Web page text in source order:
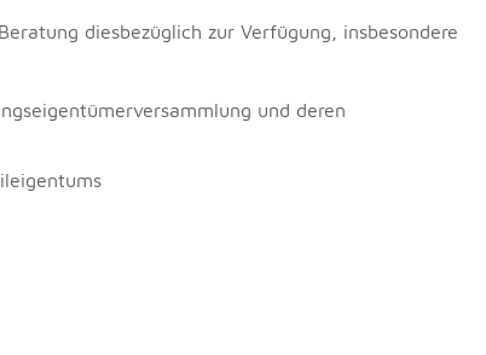
diesbezüglich zur Verfügung, insbesondere
und deren